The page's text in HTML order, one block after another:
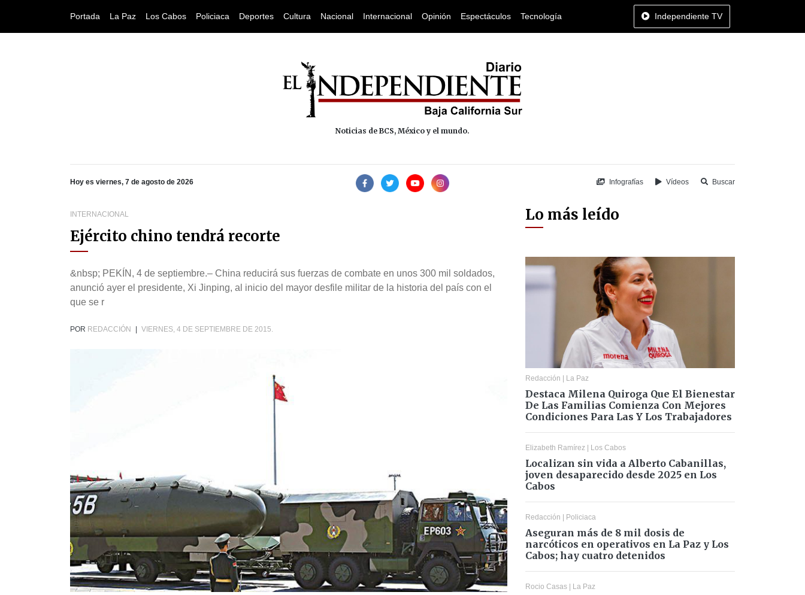
Portada La Paz Los Cabos Policiaca Deportes Cultura Nacional Internacional Opinión Espectáculos Tecnología Independiente TV
Noticias de BCS, México y el mundo.
Hoy es viernes, 7 de agosto de 2026 Infografías Vídeos Buscar
INTERNACIONAL
Ejército chino tendrá recorte
&nbsp; PEKÍN, 4 de septiembre.– China reducirá sus fuerzas de combate en unos 300 mil soldados,
anunció ayer el presidente, Xi Jinping, al inicio del mayor desfile militar de la historia del país con el
que se r
POR REDACCIÓN VIERNES, 4 DE SEPTIEMBRE DE 2015.
Lo más leído
Redacción | La Paz
Destaca Milena Quiroga Que El Bienestar
De Las Familias Comienza Con Mejores
Condiciones Para Las Y Los Trabajadores
Elizabeth Ramírez | Los Cabos
Localizan sin vida a Alberto Cabanillas,
joven desaparecido desde 2025 en Los
Cabos
Redacción | Policiaca
Aseguran más de 8 mil dosis de
narcóticos en operativos en La Paz y Los
Cabos; hay cuatro detenidos
Rocio Casas | La Paz